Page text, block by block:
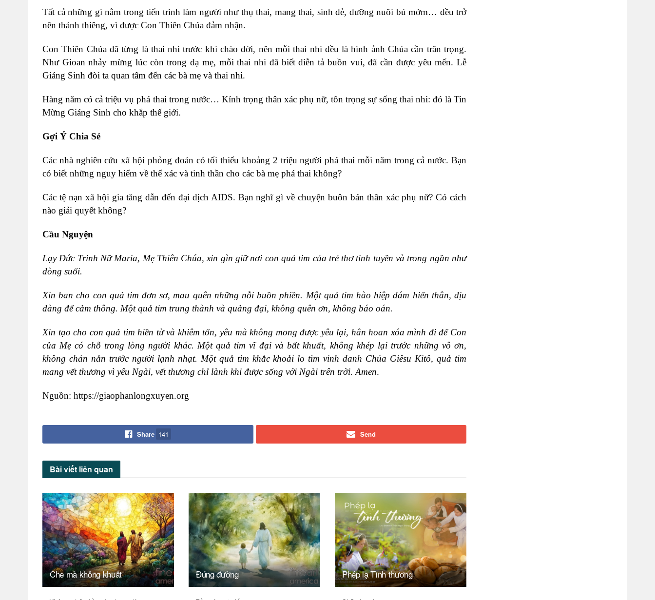
Tất cả những gì nằm trong tiến trình làm người như thụ thai, mang thai, sinh đẻ, dưỡng nuôi bú mớm… đều trở
nên thánh thiêng, vì được Con Thiên Chúa đảm nhận.
Con Thiên Chúa đã từng là thai nhi trước khi chào đời, nên mỗi thai nhi đều là hình ảnh Chúa cần trân trọng.
Như Gioan nhảy mừng lúc còn trong dạ mẹ, mỗi thai nhi đã biết diễn tả buồn vui, đã cần được yêu mến. Lễ
Giáng Sinh đòi ta quan tâm đến các bà mẹ và thai nhi.
Hàng năm có cả triệu vụ phá thai trong nước… Kính trọng thân xác phụ nữ, tôn trọng sự sống thai nhi: đó là Tin
Mừng Giáng Sinh cho khắp thế giới.
Gợi Ý Chia Sẻ
Các nhà nghiên cứu xã hội phỏng đoán có tối thiểu khoảng 2 triệu người phá thai mỗi năm trong cả nước. Bạn
có biết những nguy hiểm về thể xác và tinh thần cho các bà mẹ phá thai không?
Các tệ nạn xã hội gia tăng dẫn đến đại dịch AIDS. Bạn nghĩ gì về chuyện buôn bán thân xác phụ nữ? Có cách
nào giải quyết không?
Cầu Nguyện
Lạy Đức Trinh Nữ Maria, Mẹ Thiên Chúa, xin gìn giữ nơi con quả tim của trẻ thơ tinh tuyền và trong ngần như
dòng suối.
Xin ban cho con quả tim đơn sơ, mau quên những nỗi buồn phiền. Một quả tim hào hiệp dám hiến thân, dịu
dàng để cảm thông. Một quả tim trung thành và quảng đại, không quên ơn, không báo oán.
Xin tạo cho con quả tim hiền từ và khiêm tốn, yêu mà không mong được yêu lại, hân hoan xóa mình đi để Con
của Mẹ có chỗ trong lòng người khác. Một quả tim vĩ đại và bất khuất, không khép lại trước những vô ơn,
không chán nản trước người lạnh nhạt. Một quả tim khắc khoải lo tìm vinh danh Chúa Giêsu Kitô, quả tim
mang vết thương vì yêu Ngài, vết thương chỉ lành khi được sống với Ngài trên trời. Amen.
Nguồn: https://giaophanlongxuyen.org
Share 141 Send
Bài viết liên quan
Che mà không khuất Đúng đường Phép lạ Tình thương